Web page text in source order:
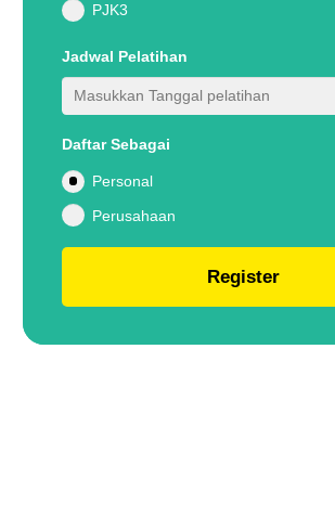
PJK3
Jadwal Pelatihan
Daftar Sebagai
Personal
Perusahaan